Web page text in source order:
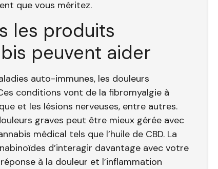
que vous méritez.
les produits
peuvent aider
auto-immunes, les douleurs
conditions vont de la fibromyalgie à
et les lésions nerveuses, entre autres.
graves peut être mieux gérée avec
médical tels que l’huile de CBD. La
d’interagir davantage avec votre
à la douleur et l’inflammation